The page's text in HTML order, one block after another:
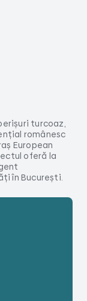
turcoaz,
românesc
European
oferă la
în București.